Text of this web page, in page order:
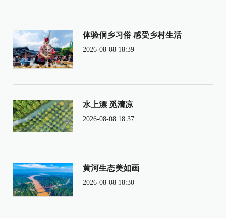
体验侗乡习俗 感受乡村生活
2026-08-08 18:39
水上漂 觅清凉
2026-08-08 18:37
黄河生态美如画
2026-08-08 18:30